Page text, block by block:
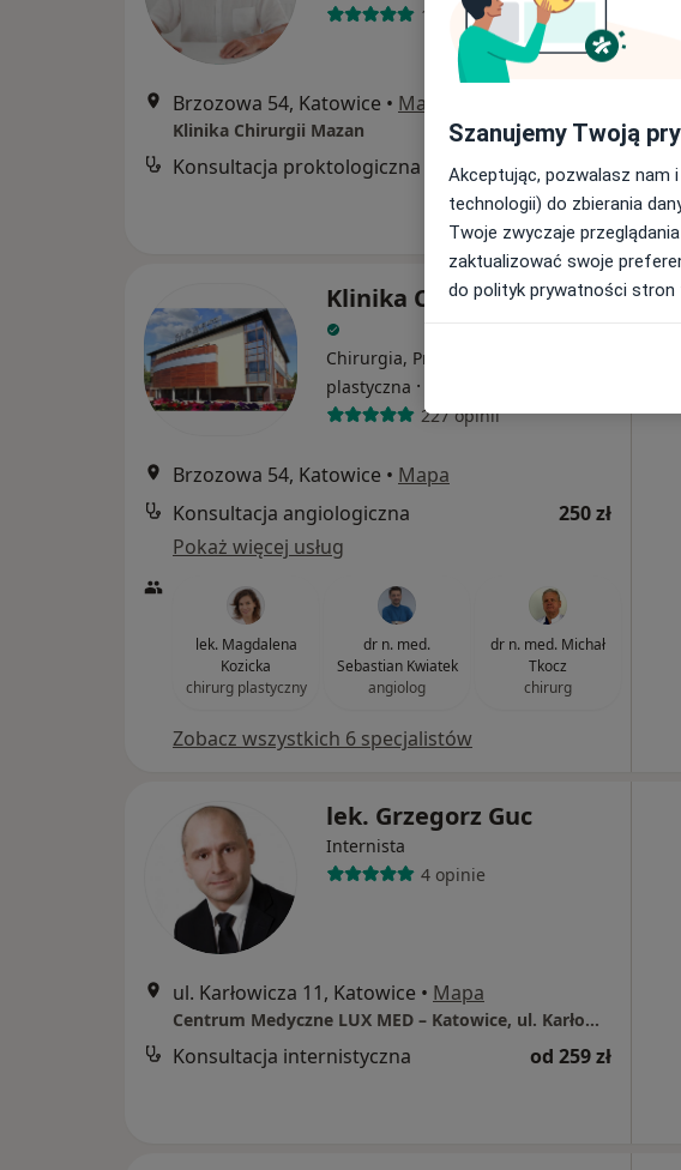
198 opinii
Brzozowa 54, Katowice • Mapa
Klinika Chirurgii Mazan
Konsultacja proktologiczna 300 zł
Klinika Chirurgii Mazan
Chirurgia, Proktologia, Chirurgia
plastyczna ·
227 opinii
Brzozowa 54, Katowice • Mapa
Konsultacja angiologiczna
250 zł
Pokaż więcej usług
lek. Magdalena
Kozicka
chirurg plastyczny
dr n. med.
Sebastian Kwiatek
angiolog
dr n. med. Michał
Tkocz
chirurg
Zobacz wszystkich 6 specjalistów
lek. Grzegorz Guc
Internista
4 opinie
ul. Karłowicza 11, Katowice • Mapa
Centrum Medyczne LUX MED – Katowice, ul. Karłowicza 11
Konsultacja internistyczna od 259 zł
Szanujemy Twoją
Akceptując, pozwalasz nam
technologii) do zbierania
Twoje zwyczaje
zaktualizować swoje
do polityk prywatności stron